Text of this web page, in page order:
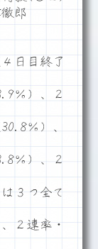
郎
日目終了
％）、２
％）、
％）、２
３つ全て
２連率・